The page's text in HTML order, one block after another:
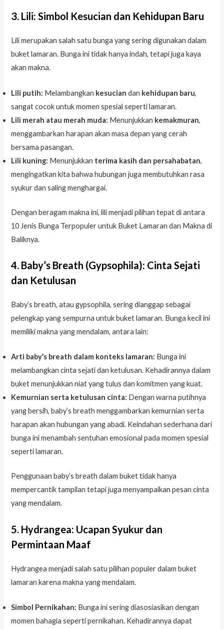
3. Lili: Simbol Kesucian dan Kehidupan Baru
Lili merupakan salah satu bunga yang sering digunakan dalam
buket lamaran. Bunga ini tidak hanya indah, tetapi juga kaya
akan makna.
Lili putih: Melambangkan kesucian dan kehidupan baru,
sangat cocok untuk momen spesial seperti lamaran.
Lili merah atau merah muda: Menunjukkan kemakmuran,
menggambarkan harapan akan masa depan yang cerah
bersama pasangan.
Lili kuning: Menunjukkan terima kasih dan persahabatan,
mengingatkan kita bahwa hubungan juga membutuhkan rasa
syukur dan saling menghargai.
Dengan beragam makna ini, lili menjadi pilihan tepat di antara
10 Jenis Bunga Terpopuler untuk Buket Lamaran dan Makna di
Baliknya.
4. Baby’s Breath (Gypsophila): Cinta Sejati
dan Ketulusan
Baby’s breath, atau gypsophila, sering dianggap sebagai
pelengkap yang sempurna untuk buket lamaran. Bunga kecil ini
memiliki makna yang mendalam, antara lain:
Arti baby’s breath dalam konteks lamaran: Bunga ini
melambangkan cinta sejati dan ketulusan. Kehadirannya dalam
buket menunjukkan niat yang tulus dan komitmen yang kuat.
Kemurnian serta ketulusan cinta: Dengan warna putihnya
yang bersih, baby’s breath menggambarkan kemurnian serta
harapan akan hubungan yang abadi. Keindahan sederhana dari
bunga ini menambah sentuhan emosional pada momen spesial
seperti lamaran.
Penggunaan baby’s breath dalam buket tidak hanya
mempercantik tampilan tetapi juga menyampaikan pesan cinta
yang mendalam.
5. Hydrangea: Ucapan Syukur dan
Permintaan Maaf
Hydrangea menjadi salah satu pilihan populer dalam buket
lamaran karena makna yang mendalam.
Simbol Pernikahan: Bunga ini sering diasosiasikan dengan
momen bahagia seperti pernikahan. Kehadirannya dapat